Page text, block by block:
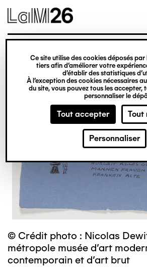
Gestion des cookies
Ce site utilise des cookies déposés par
tiers afin d’améliorer votre
d’établir des statistiques
À l’exception des cookies nécessaires
du site, vous pouvez tous les accepter,
personnaliser le
Tout accepter Tout
Personnaliser
contenu
© Crédit photo : Nicolas
métropole musée d’art
contemporain et d’art brut